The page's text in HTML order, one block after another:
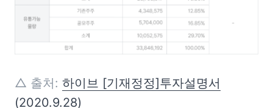
△ 출처: 하이브 [기재정정]투자설명서
(2020.9.28)